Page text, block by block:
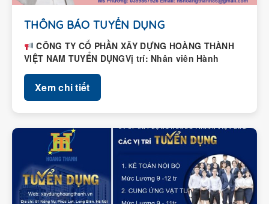
THÔNG BÁO TUYỂN DỤNG
CÔNG TY CỔ PHẦN XÂY DỰNG HOÀNG THÀNH
VIỆT NAM TUYỂN DỤNGVị trí: Nhân viên Hành
chính – Nhân...
Xem chi tiết